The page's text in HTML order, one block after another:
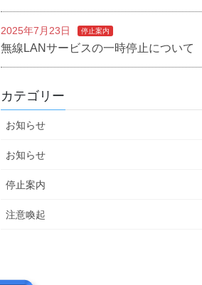
2025年7月23日 停止案内
無線LANサービスの一時停止について
カテゴリー
お知らせ
お知らせ
停止案内
注意喚起